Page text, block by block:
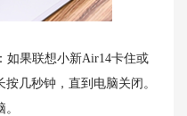
果联想小新Air14卡住或
几秒钟，直到电脑关闭。